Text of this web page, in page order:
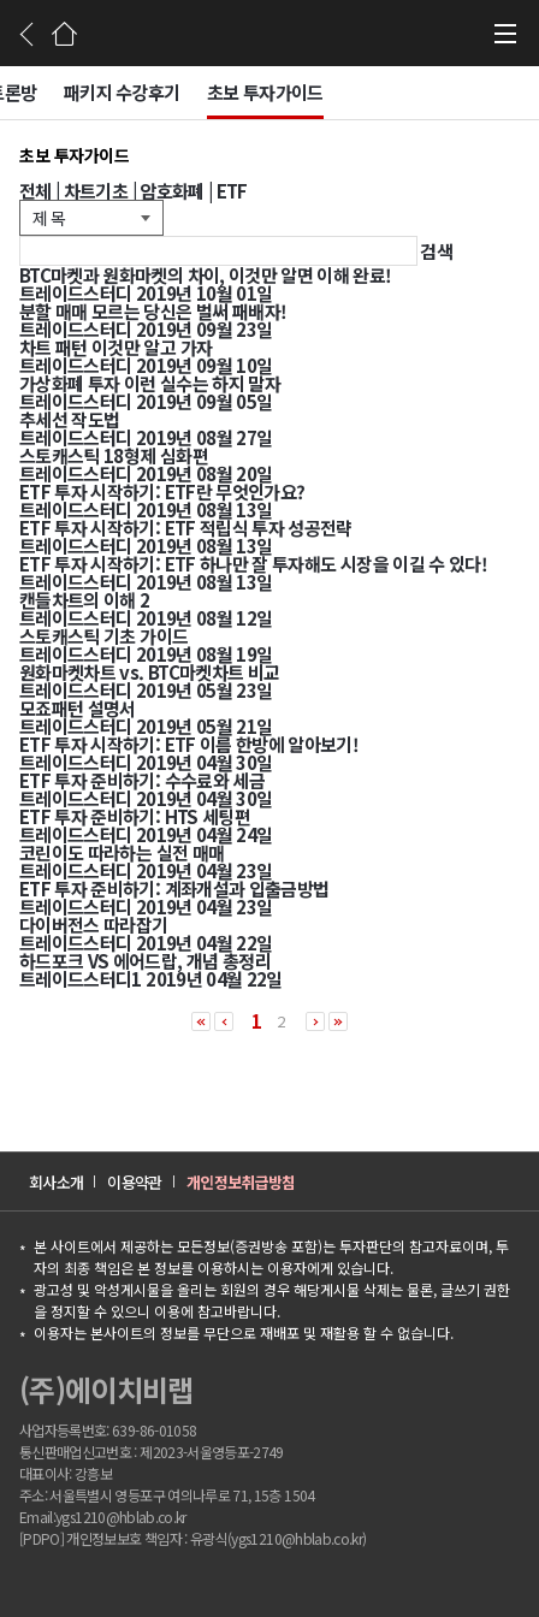
방 패키지 수강후기 초보 투자가이드
초보 투자가이드
전체 차트기초| 암호화폐 ETF
검색
BTC마켓과 원화마켓의 차이, 이것만 알면 이해 완료!
트레이드스터디 2019년 10월 01일
분할 매매 모르는 당신은 벌써 패배자!
트레이드스터디2019년 09월 23일
차트 패턴 이것만 알고 가자
트레이드스터디 2019년 09월 10일
가상화폐 투자 이런 실수는 하지 말자
트레이드스터디 2019년 09월 05일
추세선 작도법
트레이드스터디 2019년 08월 27일
스토캐스틱 18형제 심화편
트레이드스터디2019년 08월 20일
ETF 투자 시작하기: ETF란 무엇인가요?
트레이드스터디 2019년 08월 13일
ETF 투자 시작하기: ETF 적립식 투자 성공전략
트레이드스터디 2019년 08월 13일
ETF 투자 시작하기: ETF 하나만 잘 투자해도 시장을 이길 수 있다!
트레이드스터디 2019년 08월 13일
캔들차트의 이해 2
트레이드스터디 2019년 08월 12일
스토캐스틱 기초 가이드
트레이드스터디 2019년 08월 19일
원화마켓차트 vs. BTC마켓차트 비교
트레이드스터디 2019년 05월 23일
모죠패턴 설명서
트레이드스터디 2019년 05월 21일
ETF 투자 시작하기: ETF 이름 한방에 알아보기!
트레이드스터디 2019년 04월 30일
ETF 투자 준비하기: 수수료와 세금
트레이드스터디 2019년 04월 30일
ETF 투자 준비하기: HTS 세팅편
트레이드스터디 2019년 04월 24일
코린이도 따라하는 실전 매매
트레이드스터디 2019년 04월 23일
ETF 투자 준비하기: 계좌개설과 입출금방법
트레이드스터디 2019년 04월 23일
다이버전스 따라잡기
트레이드스터디 2019년 04월 22일
하드포크 VS 에어드랍, 개념 총정리
트레이드스터디12019년 04월 22일
1
2
회사소개 이용약관 개인정보취급방침
본 사이트에서 제공하는 모든정보(증권방송 포함)는 투자판단의 참고자료이며, 투
자의 최종 책임은 본 정보를 이용하시는 이용자에게 있습니다.
광고성 및 악성게시물을 올리는 회원의 경우 해당게시물 삭제는 물론, 글쓰기 권한
을 정지할 수 있으니 이용에 참고바랍니다.
이용자는 본사이트의 정보를 무단으로 재배포 및 재활용 할 수 없습니다.
(주)에이치비랩
사업자등록번호: 639-86-01058
통신판매업신고번호 : 제2023-서울영등포-2749
대표이사: 강흥보
주소: 서울특별시 영등포구 여의나루로 71, 15층 1504
Email:ygs1210@hblab.co.kr
[PDPO] 개인정보보호 책임자 : 유광식(ygs1210@hblab.co.kr)